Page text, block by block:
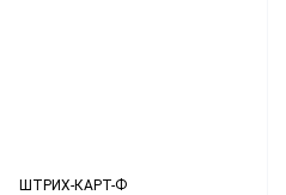
ШТРИХ-КАРТ-Ф